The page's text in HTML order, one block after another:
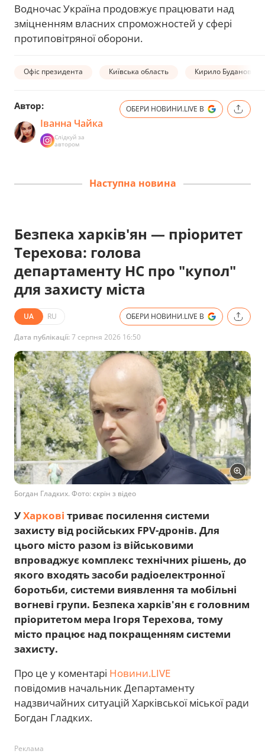
Водночас Україна продовжує працювати над
зміцненням власних спроможностей у сфері
протиповітряної оборони.
Офіс президента Київська область Кирило Буданов
Автор:
Іванна Чайка
Слідкуй за
автором
ОБЕРИ НОВИНИ.LIVE В
Наступна новина
Безпека харків'ян — пріоритет
Терехова: голова
департаменту НС про "купол"
для захисту міста
UA RU ОБЕРИ НОВИНИ.LIVE В
Дата публікації:7 серпня 2026 16:50
Богдан Гладких. Фото: скрін з відео
УХаркові триває посилення системи
захисту від російських FPV-дронів. Для
цього місто разом із військовими
впроваджує комплекс технічних рішень, до
якого входять засоби радіоелектронної
боротьби, системи виявлення та мобільні
вогневі групи. Безпека харків'ян є головним
пріоритетом мера Ігоря Терехова, тому
місто працює над покращенням системи
захисту.
Про це у коментарі Новини.LIVE
повідомив начальник Департаменту
надзвичайних ситуацій Харківської міської ради
Богдан Гладких.
Реклама